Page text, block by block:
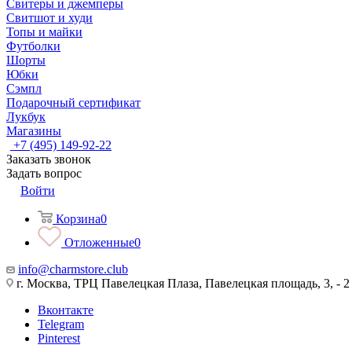
Свитеры и джемперы
Свитшот и худи
Топы и майки
Футболки
Шорты
Юбки
Сэмпл
Подарочный сертификат
Лукбук
Магазины
+7 (495) 149-92-22
Заказать звонок
Задать вопрос
Войти
Корзина0
Отложенные0
info@charmstore.club
г. Москва, ТРЦ Павелецкая Плаза, Павелецкая площадь, 3, - 2
Вконтакте
Telegram
Pinterest